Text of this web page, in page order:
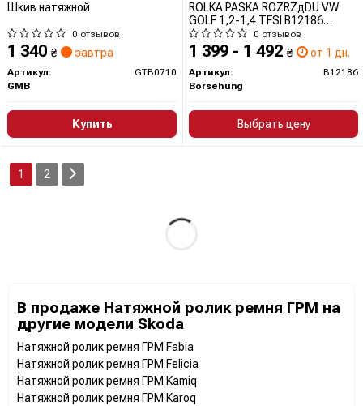
Шкив натяжной
0 отзывов
1 340 ₴ завтра
Артикул:
GTB0710
GMB
Купить
ROLKA PASKA ROZRZдDU VW
GOLF 1,2-1,4 TFSI B12186
BORSEHUNG 0 отзывов
1 399 - 1 492 ₴ от 1 дн.
Артикул:
B12186
Borsehung
Выбрать цену
1 2
В продаже Натяжной ролик ремня ГРМ на
другие модели Skoda
Натяжной ролик ремня ГРМ Fabia
Натяжной ролик ремня ГРМ Felicia
Натяжной ролик ремня ГРМ Kamiq
Натяжной ролик ремня ГРМ Karoq